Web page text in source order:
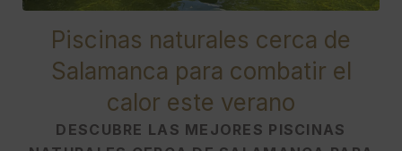
Piscinas naturales cerca de
Salamanca para combatir el
calor este verano
DESCUBRE LAS MEJORES PISCINAS